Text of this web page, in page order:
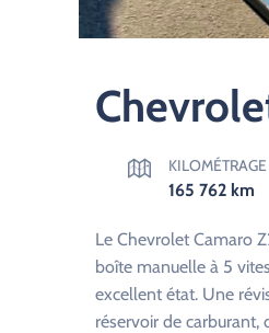
KILOMÉTRAGE
165 762 km
Le Chevrolet Camaro
boîte manuelle à 5
excellent état. Une
réservoir de carburant,